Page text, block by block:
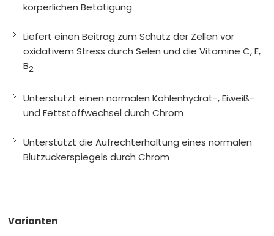
körperlichen Betätigung
Liefert einen Beitrag zum Schutz der Zellen vor
oxidativem Stress durch Selen und die Vitamine C, E,
B2
Unterstützt einen normalen Kohlenhydrat-, Eiweiß-
und Fettstoffwechsel durch Chrom
Unterstützt die Aufrechterhaltung eines normalen
Blutzuckerspiegels durch Chrom
Varianten